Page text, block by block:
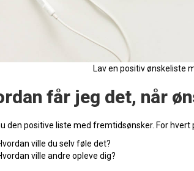
Lav en positiv ønskeliste
får jeg det, når
den positive liste med fremtidsønsker. For
ville du selv føle det?
ville andre opleve dig?